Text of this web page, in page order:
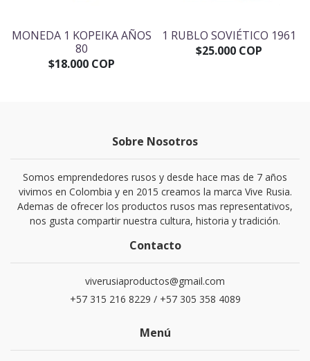
MONEDA 1 KOPEIKA AÑOS
80
$18.000 COP
1 RUBLO SOVIÉTICO 1961
$25.000 COP
Sobre Nosotros
Somos emprendedores rusos y desde hace mas de 7 años
vivimos en Colombia y en 2015 creamos la marca Vive Rusia.
Ademas de ofrecer los productos rusos mas representativos,
nos gusta compartir nuestra cultura, historia y tradición.
Contacto
viverusiaproductos@gmail.com
+57 315 216 8229 / +57 305 358 4089
Menú